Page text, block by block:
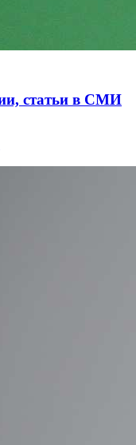
статьи в СМИ